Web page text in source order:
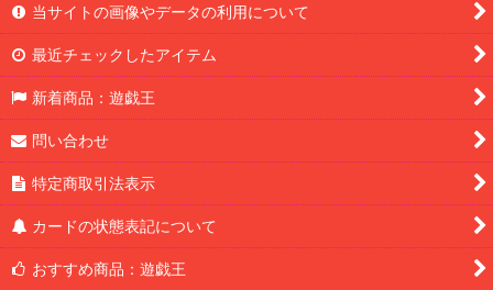
当サイトの画像やデータの利用について
最近チェックしたアイテム
新着商品：遊戯王
問い合わせ
特定商取引法表示
カードの状態表記について
おすすめ商品：遊戯王